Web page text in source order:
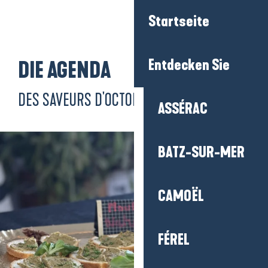
Startseite
Entdecken Sie
ASSÉRAC
BATZ-SUR-MER
CAMOËL
FÉREL
DIE AGENDA
DES SAVEURS D'OCTOBRE